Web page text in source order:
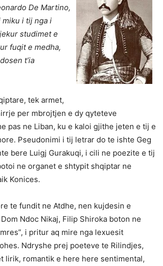
De Martino,
i tij nga i
studimet e
fuqit e medha,
t’ia
tek armet,
per mbrojtjen e dy qyteteve
pas ne Liban, ku e kaloi gjithe jeten e tij e
Pseudonimi i tij letrar do te ishte Geg
bere Luigj Gurakuqi, i cili ne poezite e tij
ne organet e shtypit shqiptar ne
Konices.
te fundit ne Atdhe, nen kujdesin e
Ndoc Nikaj, Filip Shiroka boton ne
i pritur aq mire nga lexuesit
Ndryshe prej poeteve te Rilindjes,
lirik, romantik e here here sentimental,